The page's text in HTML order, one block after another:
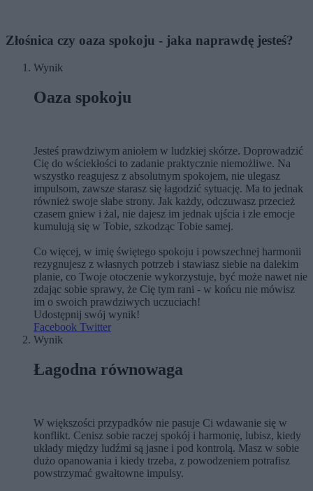
Złośnica czy oaza spokoju - jaka naprawdę jesteś?
Wynik
Oaza spokoju
Jesteś prawdziwym aniołem w ludzkiej skórze. Doprowadzić
Cię do wściekłości to zadanie praktycznie niemożliwe. Na
wszystko reagujesz z absolutnym spokojem, nie ulegasz
impulsom, zawsze starasz się łagodzić sytuację. Ma to jednak
również swoje słabe strony. Jak każdy, odczuwasz przecież
czasem gniew i żal, nie dajesz im jednak ujścia i złe emocje
kumulują się w Tobie, szkodząc Tobie samej.
Co więcej, w imię świętego spokoju i powszechnej harmonii
rezygnujesz z własnych potrzeb i stawiasz siebie na dalekim
planie, co Twoje otoczenie wykorzystuje, być może nawet nie
zdając sobie sprawy, że Cię tym rani - w końcu nie mówisz
im o swoich prawdziwych uczuciach!
Udostępnij swój wynik!
Facebook Twitter
Wynik
Łagodna równowaga
W większości przypadków nie pasuje Ci wdawanie się w
konflikt. Cenisz sobie raczej spokój i harmonię, lubisz, kiedy
układy między ludźmi są jasne i pod kontrolą. Masz w sobie
dużo opanowania i kiedy trzeba, z powodzeniem potrafisz
powstrzymać gwałtowne impulsy.